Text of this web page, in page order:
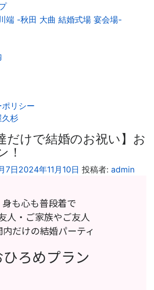
リシー
久杉
だけで結婚のお祝い】お
！
7日2024年11月10日 投稿者: admin
身も心も普段着で
人・ご家族やご友人
内だけの結婚パーティ
ひろめプラン